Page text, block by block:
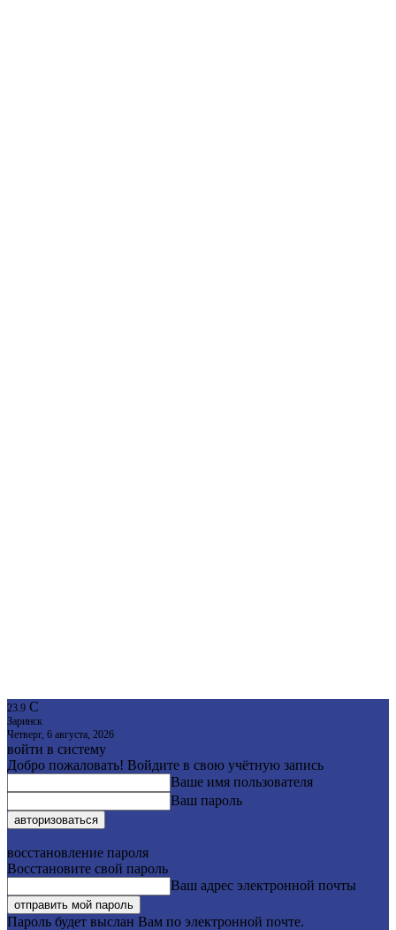
23.9 C
Заринск
Четверг, 6 августа, 2026
войти в систему
Добро пожаловать! Войдите в свою учётную запись
Ваше имя пользователя
Ваш пароль
восстановление пароля
Восстановите свой пароль
Ваш адрес электронной почты
Пароль будет выслан Вам по электронной почте.